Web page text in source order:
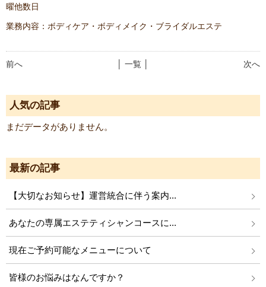
曜他数日
業務内容：ボディケア・ボディメイク・ブライダルエステ
前へ 次へ
│ 一覧 │
人気の記事
まだデータがありません。
最新の記事
【大切なお知らせ】運営統合に伴う案内...
あなたの専属エステティシャンコースに...
現在ご予約可能なメニューについて
皆様のお悩みはなんですか？